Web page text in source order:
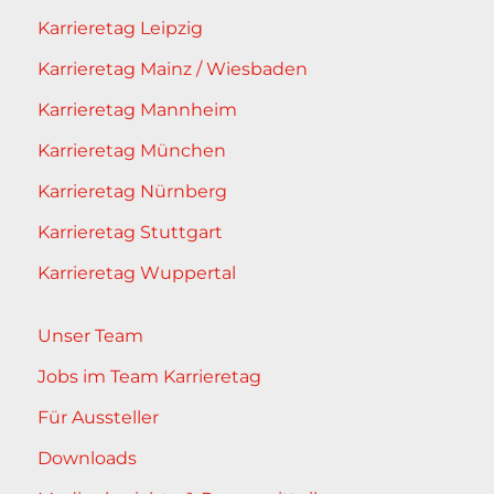
Karrieretag Leipzig
Karrieretag Mainz / Wiesbaden
Karrieretag Mannheim
Karrieretag München
Karrieretag Nürnberg
Karrieretag Stuttgart
Karrieretag Wuppertal
Unser Team
Jobs im Team Karrieretag
Für Aussteller
Downloads